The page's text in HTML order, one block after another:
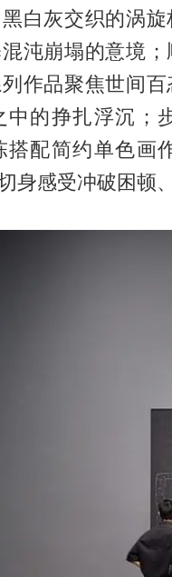
白灰交织的涡
沌崩塌的意境
作品聚焦世间
中的挣扎浮沉；
配简约单色画
身感受冲破困顿